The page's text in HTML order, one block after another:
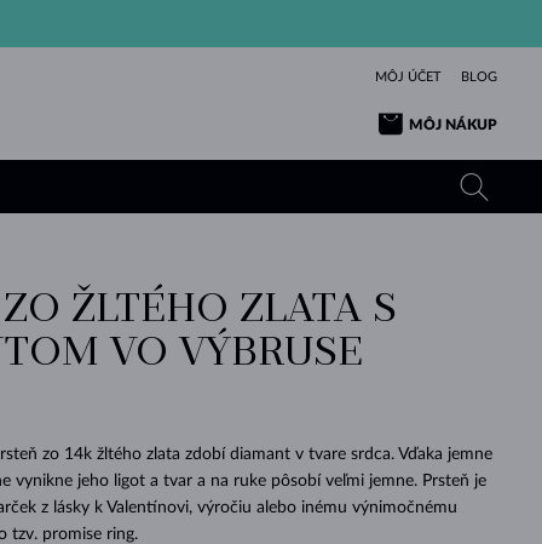
MÔJ ÚČET BLOG
MÔJ NÁKUP
VÝNIMOČNÝ
POZRIEŤ
LÁSKA
POZRIEŤ
ŽLTÉ ZLATO
RUŽOVÉ ZLATO
KRÁSOU
POZRIEŤ
TANZANITY
TOPÁSY
PRE BÁBÄTKÁ
SVADOBNÉ
KRÁSNE
POZRIEŤ
TURMALÍNY
VLTAVÍNY
BIELE ZLATO
ŽLTÉ ZLATO
PRÍVESKY
POZRIEŤ
NÁRAMKY
POZRIEŤ
ELEGANCIA
POZRIEŤ
ZAFÍRY
SMARAGDY
SVADOBNÉ
ŽLTÉ ZLATO
ŠPERKY
POZRIEŤ
KRÁSU
POZRIEŤ
KOLEKCIE
POZRIEŤ
ŽLTÉHO ZLATA S
VO VÝBRUSE
zo 14k žltého zlata zdobí diamant v tvare srdca. Vďaka jemne
vynikne jeho ligot a tvar a na ruke pôsobí veľmi jemne. Prsteň je
z lásky k Valentínovi, výročiu alebo inému výnimočnému
tzv. promise ring.